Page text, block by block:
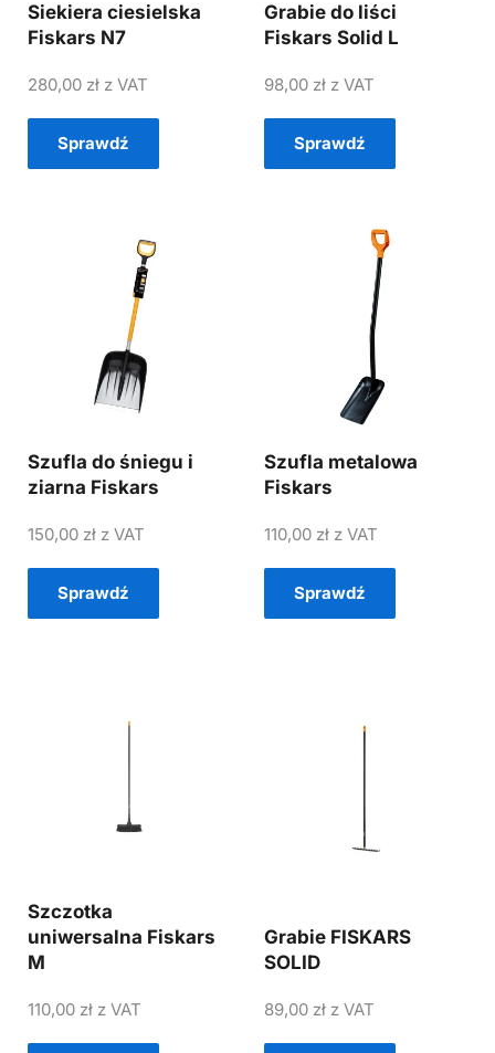
Siekiera ciesielska
Fiskars N7
280,00 zł z VAT
Sprawdź
Grabie do liści
Fiskars Solid L
98,00 zł z VAT
Sprawdź
Szufla do śniegu i
ziarna Fiskars
150,00 zł z VAT
Sprawdź
Szufla metalowa
Fiskars
110,00 zł z VAT
Sprawdź
Szczotka
uniwersalna Fiskars
M
110,00 zł z VAT
Grabie FISKARS
SOLID
89,00 zł z VAT